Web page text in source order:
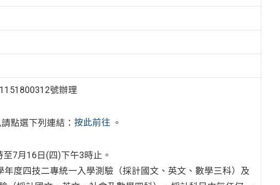
號辦理
點選下列連結： 按此前往 。
7月16日(四)下午3時止。
度四技二專統一入學測驗（採計國文、英文、數學三科）及